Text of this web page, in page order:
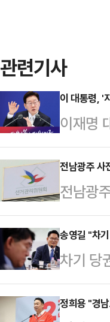
관련기사
이 대통령, '
이재명
를 살해
이 대통
리 국민
국에 감
주범이
에 의해
적 사례
전남광주 사
전남광
일하게
선을 그
가 동일
와 무효
고 해명
송영길 "차
차기 당
는 대통
협력해
정희용 "경